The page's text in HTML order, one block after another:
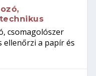
csomagolószer
ellenőrzi a papír és